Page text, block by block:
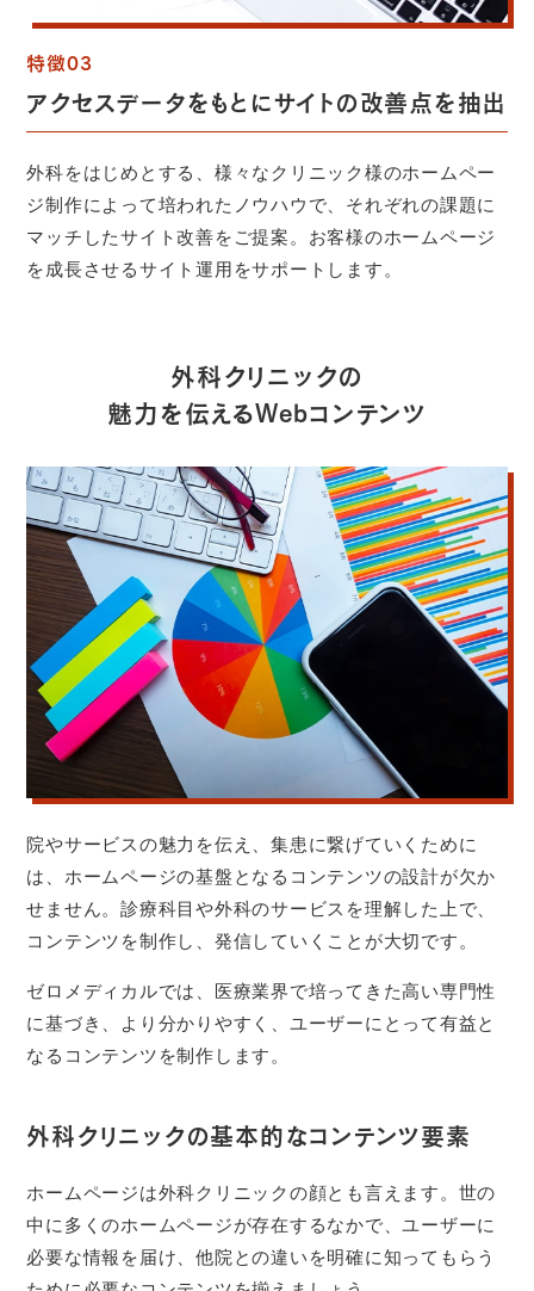
特徴03
アクセスデータをもとにサイトの改善点を抽出
外科をはじめとする、様々なクリニック様のホームペー
ジ制作によって培われたノウハウで、それぞれの課題に
マッチしたサイト改善をご提案。お客様のホームページ
を成長させるサイト運用をサポートします。
外科クリニックの
魅力を伝えるWebコンテンツ
院やサービスの魅力を伝え、集患に繋げていくために
は、ホームページの基盤となるコンテンツの設計が欠か
せません。診療科目や外科のサービスを理解した上で、
コンテンツを制作し、発信していくことが大切です。
ゼロメディカルでは、医療業界で培ってきた高い専門性
に基づき、より分かりやすく、ユーザーにとって有益と
なるコンテンツを制作します。
外科クリニックの基本的なコンテンツ要素
ホームページは外科クリニックの顔とも言えます。世の
中に多くのホームページが存在するなかで、ユーザーに
必要な情報を届け、他院との違いを明確に知ってもらう